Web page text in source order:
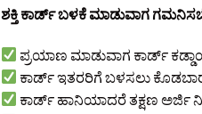
ಶಕ್ತಿ ಕಾರ್ಡ್ ಬಳಕೆ ಮಾಡುವಾಗ
ಪ್ರಯಾಣ ಮಾಡುವಾಗ ಕಾರ್ಡ್
ಕಾರ್ಡ್ ಇತರರಿಗೆ ಬಳಸಲು
ಕಾರ್ಡ್ ಹಾನಿಯಾದರೆ ತಕ್ಷಣ ಅರ್ಜಿ